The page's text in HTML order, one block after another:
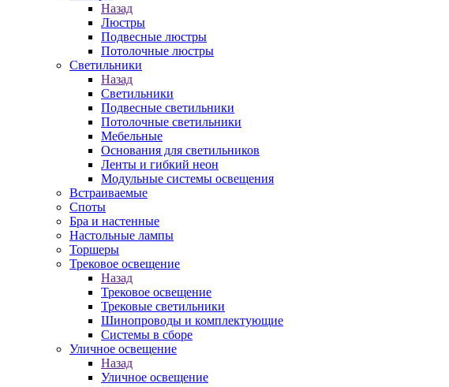
Назад
Люстры
Подвесные люстры
Потолочные люстры
Светильники
Назад
Светильники
Подвесные светильники
Потолочные светильники
Мебельные
Основания для светильников
Ленты и гибкий неон
Модульные системы освещения
Встраиваемые
Споты
Бра и настенные
Настольные лампы
Торшеры
Трековое освещение
Назад
Трековое освещение
Трековые светильники
Шинопроводы и комплектующие
Системы в сборе
Уличное освещение
Назад
Уличное освещение